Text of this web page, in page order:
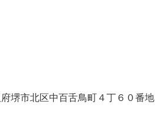
堺市北区中百舌鳥町４丁６０番地